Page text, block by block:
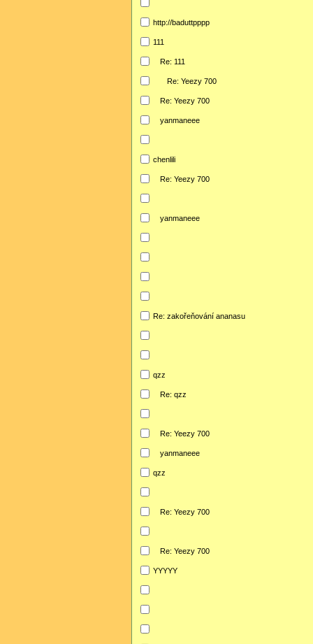
http://baduttpppp
111
Re: 111
Re: Yeezy 700
Re: Yeezy 700
yanmaneee
chenlili
Re: Yeezy 700
yanmaneee
Re: zakořeňování ananasu
qzz
Re: qzz
Re: Yeezy 700
yanmaneee
qzz
Re: Yeezy 700
Re: Yeezy 700
YYYYY